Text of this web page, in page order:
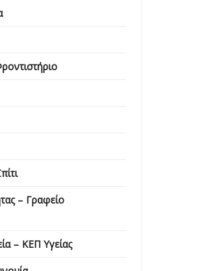
– Γραφείο
– ΚΕΠ Υγείας